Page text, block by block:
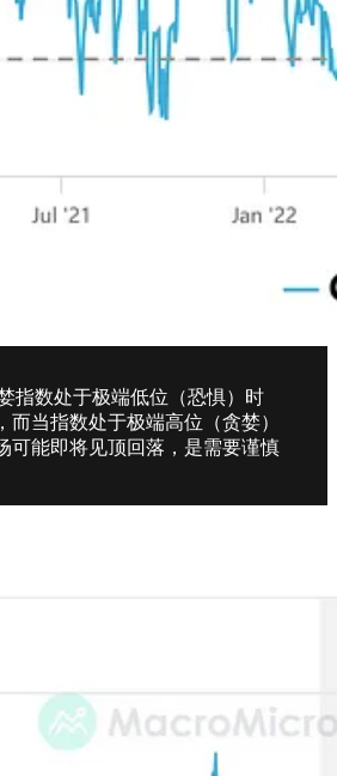
指数处于极端低位（恐惧）时
而当指数处于极端高位（贪婪）
可能即将见顶回落，是需要谨慎